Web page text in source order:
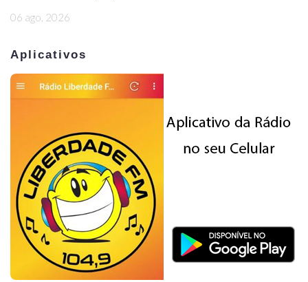
06 ago, 2026
Aplicativos